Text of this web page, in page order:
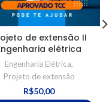
de extensão II
elétrica
Engenharia Elétrica,
Projeto de extensão
R$50,00